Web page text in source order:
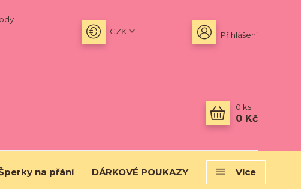
CZK
Přihlášení
0 ks
0 Kč
na přání DÁRKOVÉ POUKAZY Více